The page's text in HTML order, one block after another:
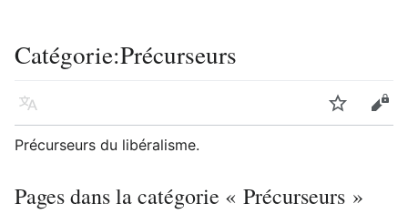
Catégorie:Précurseurs
Langue Suivre
Précurseurs du libéralisme.
Pages dans la catégorie « Précurseurs »